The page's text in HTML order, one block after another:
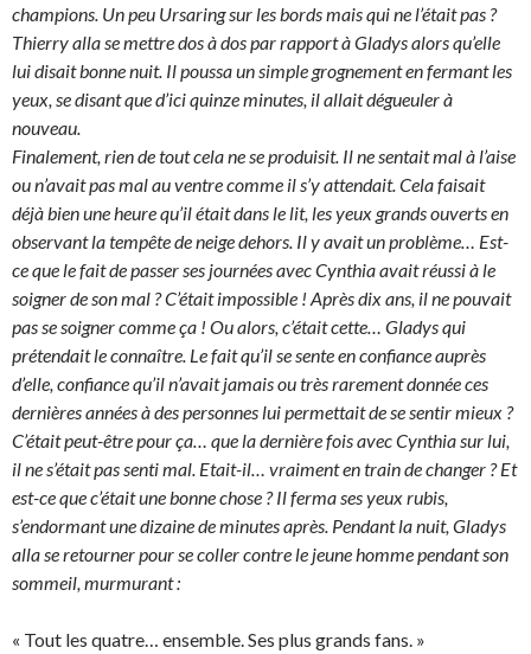
champions. Un peu Ursaring sur les bords mais qui ne l’était pas ?
Thierry alla se mettre dos à dos par rapport à Gladys alors qu’elle
lui disait bonne nuit. Il poussa un simple grognement en fermant les
yeux, se disant que d’ici quinze minutes, il allait dégueuler à
nouveau.
Finalement, rien de tout cela ne se produisit. Il ne sentait mal à l’aise
ou n’avait pas mal au ventre comme il s’y attendait. Cela faisait
déjà bien une heure qu’il était dans le lit, les yeux grands ouverts en
observant la tempête de neige dehors. Il y avait un problème… Est-
ce que le fait de passer ses journées avec Cynthia avait réussi à le
soigner de son mal ? C’était impossible ! Après dix ans, il ne pouvait
pas se soigner comme ça ! Ou alors, c’était cette… Gladys qui
prétendait le connaître. Le fait qu’il se sente en confiance auprès
d’elle, confiance qu’il n’avait jamais ou très rarement donnée ces
dernières années à des personnes lui permettait de se sentir mieux ?
C’était peut-être pour ça… que la dernière fois avec Cynthia sur lui,
il ne s’était pas senti mal. Etait-il… vraiment en train de changer ? Et
est-ce que c’était une bonne chose ? Il ferma ses yeux rubis,
s’endormant une dizaine de minutes après. Pendant la nuit, Gladys
alla se retourner pour se coller contre le jeune homme pendant son
sommeil, murmurant :
« Tout les quatre… ensemble. Ses plus grands fans. »